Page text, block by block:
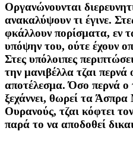
Οργανώνουνται
ανακαλύψουν τι έγινε.
φκάλλουν πορίσματα, εν
υπόψην του, ούτε έχουν
Στες υπόλοιπες
την μανιβέλλα τζαι περνά
αποτέλεσμα. Όσο περνά ο
ξεχάννει, θωρεί τα
Ουρανούς, τζαι κόφτει
παρά το να αποδοθεί